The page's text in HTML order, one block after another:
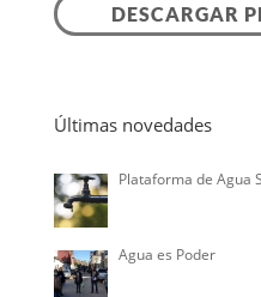
DESCARGAR
Últimas novedades
Plataforma de Agua
Agua es Poder